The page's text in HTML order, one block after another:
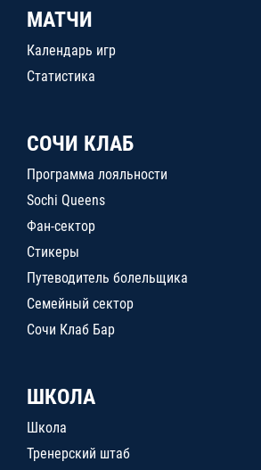
МАТЧИ
Календарь игр
Статистика
СОЧИ КЛАБ
Программа лояльности
Sochi Queens
Фан-сектор
Стикеры
Путеводитель болельщика
Семейный сектор
Сочи Клаб Бар
ШКОЛА
Школа
Тренерский штаб